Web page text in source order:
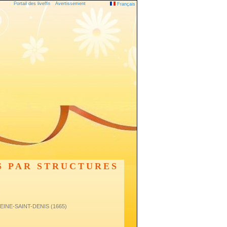
Portail des liveffn Avertissement Français
PAR STRUCTURES
SAINT-DENIS (1665)